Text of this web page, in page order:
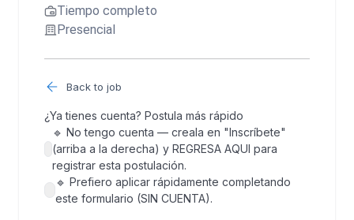
Tiempo completo
Presencial
Back to job